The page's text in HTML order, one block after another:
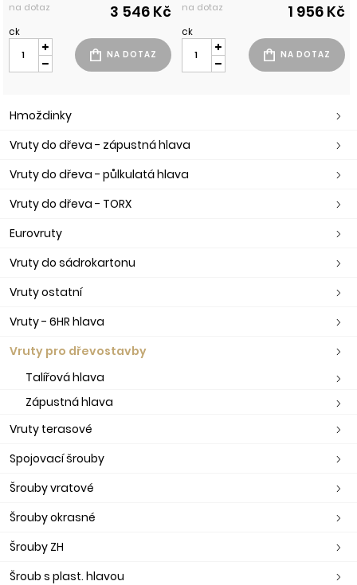
na dotaz 3 546 Kč
ck
na dotaz 1 956 Kč
ck
Hmoždinky
Vruty do dřeva - zápustná hlava
Vruty do dřeva - půlkulatá hlava
Vruty do dřeva - TORX
Eurovruty
Vruty do sádrokartonu
Vruty ostatní
Vruty - 6HR hlava
Vruty pro dřevostavby
Talířová hlava
Zápustná hlava
Vruty terasové
Spojovací šrouby
Šrouby vratové
Šrouby okrasné
Šrouby ZH
Šroub s plast. hlavou